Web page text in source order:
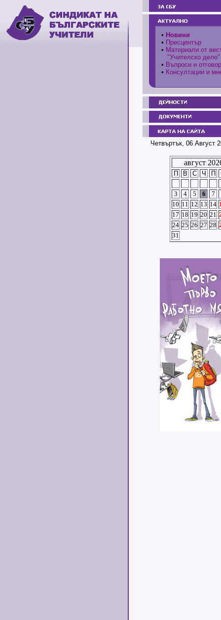
• Новини
• Пресцентър
• Материали от
"Учителско дело"
• Въпроси и
• Консултации и
Четвъртък, 06 Август
август
П В С Ч П
3
4 5 6 7
10 11 12 13 14
17 18 19 20 21
24 25 26 27 28
31